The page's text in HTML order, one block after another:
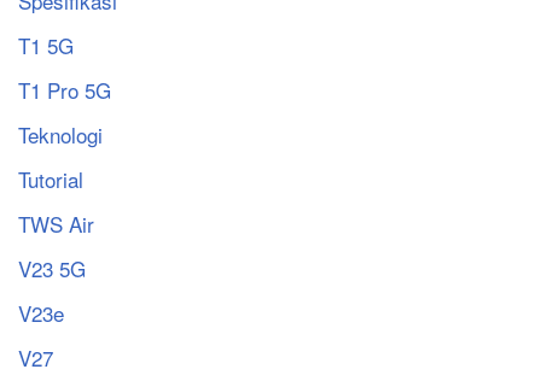
T1 5G
T1 Pro 5G
Teknologi
Tutorial
TWS Air
V23 5G
V23e
V27